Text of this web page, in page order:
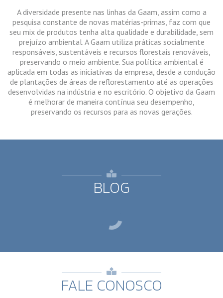
A diversidade presente nas linhas da Gaam, assim como a
pesquisa constante de novas matérias-primas, faz com que
seu mix de produtos tenha alta qualidade e durabilidade, sem
prejuízo ambiental. A Gaam utiliza práticas socialmente
responsáveis, sustentáveis e recursos florestais renováveis,
preservando o meio ambiente. Sua política ambiental é
aplicada em todas as iniciativas da empresa, desde a condução
de plantações de áreas de reflorestamento até as operações
desenvolvidas na indústria e no escritório. O objetivo da Gaam
é melhorar de maneira contínua seu desempenho,
preservando os recursos para as novas gerações.
BLOG
FALE CONOSCO